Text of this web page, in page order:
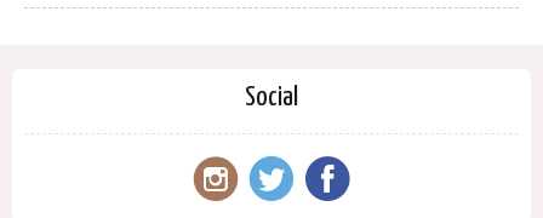
Social